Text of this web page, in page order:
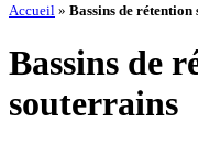
Accueil » Bassins de
Bassins de
souterrains